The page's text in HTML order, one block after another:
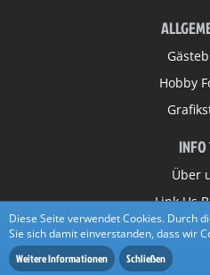
Hobby
Über
Link Us
Diese Seite verwendet Cookies. Durch
Sie sich damit einverstanden, dass wir
Weitere Informationen
Schließen